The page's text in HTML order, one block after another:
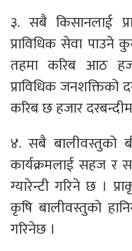
३. सबै किसानलाई
प्राविधिक सेवा पाउने
तहमा करिब आठ
प्राविधिक जनशक्तिको
करिब छ हजार
४. सबै बालीवस्तुको
कार्यक्रमलाई सहज र
ग्यारेन्टी गरिने छ ।
कृषि बालीवस्तुको
गरिनेछ ।